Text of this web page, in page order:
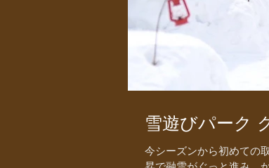
雪遊びパーク
今シーズンから初めての